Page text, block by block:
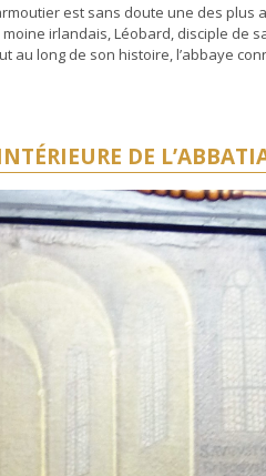
est sans doute une des
irlandais, Léobard, disciple de
au long de son histoire, l’abbaye
DE